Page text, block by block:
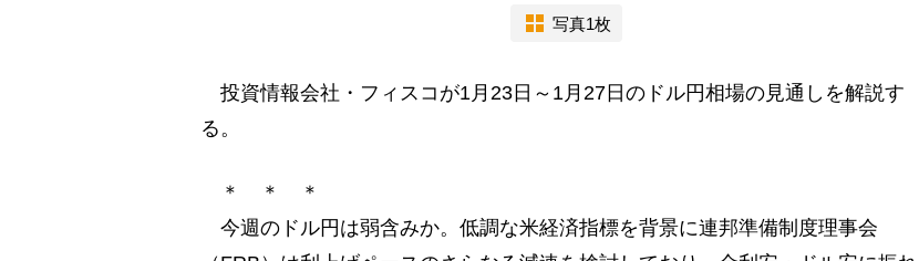
写真1枚
投資情報会社・フィスコが1月23日～1月27日のドル円相場の見通しを解説す
る。
＊ ＊ ＊
今週のドル円は弱含みか。低調な米経済指標を背景に連邦準備制度理事会